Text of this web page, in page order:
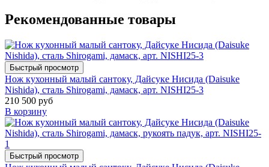
Рекомендованные товары
Быстрый просмотр
Нож кухонный малый сантоку, Дайсуке Нисида (Daisuke
Nishida), сталь Shirogami, дамаск, арт. NISHI25-3
210 500 руб
В корзину
Быстрый просмотр